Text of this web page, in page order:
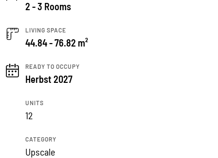
2 - 3 Rooms
LIVING SPACE
44.84 - 76.82 m²
READY TO OCCUPY
Herbst 2027
UNITS
12
CATEGORY
Upscale